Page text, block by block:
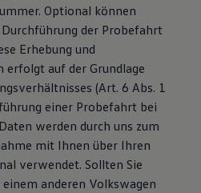
Optional können
der Probefahrt
Erhebung und
auf der Grundlage
(Art. 6 Abs. 1
einer Probefahrt bei
werden durch uns zum
mit Ihnen über Ihren
verwendet. Sollten Sie
anderen Volkswagen